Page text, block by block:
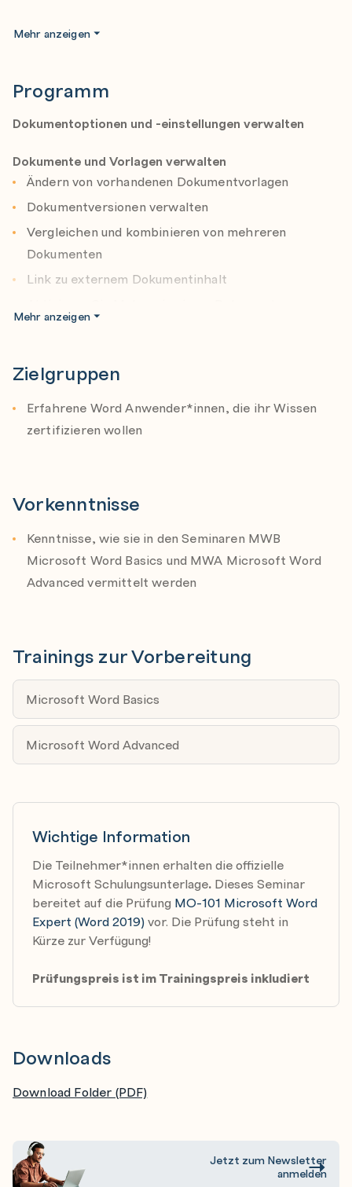
Nach Abschluss dieses Trainings haben die
Verwenden von erweiterten Bearbeitungs- und
Formatierungsfunktionen
Dokumentelemente
Verwenden von erweiterten Word-Funktionen
Mehr anzeigen
Programm
Dokumentoptionen und -einstellungen verwalten
Dokumente und Vorlagen verwalten
Ändern von vorhandenen Dokumentvorlagen
Dokumentversionen verwalten
Vergleichen und kombinieren von mehreren
Dokumenten
Link zu externem Dokumentinhalt
Ändern der Standardschriftart
Vorbereiten von Dokumenten für die Zusammenarbeit
Konfigurieren von Bearbeitungs- und
Verwenden von erweiterten Bearbeitungs- und
Formatierungsfunktionen
Dokumentinhalt suchen, ersetzen und einfügen
Suchen und Ersetzen von Text mithilfe von
Platzhaltern und Sonderzeichen
Konfigurieren von Absatzlayoutoptionen
Konfigurieren von Silbentrennung und
Zeilennummern
Einstellen von Optionen für den
Stile erstellen und verwalten
Ändern von vorhandenen Stilen
Erstellen von benutzerdefinierte Dokumentelemente
Mehr anzeigen
Zielgruppen
Erfahrene Word Anwender*innen, die ihr Wissen
zertifizieren wollen
Vorkenntnisse
Kenntnisse, wie sie in den Seminaren MWB
Microsoft Word Basics und MWA Microsoft Word
Advanced vermittelt werden
Trainings zur Vorbereitung
Microsoft Word Basics
Microsoft Word Advanced
Wichtige Information
Die Teilnehmer*innen erhalten die offizielle
Microsoft Schulungsunterlage. Dieses Seminar
bereitet auf die Prüfung MO-101 Microsoft Word
Expert (Word 2019)vor. Die Prüfung steht in
Kürze zur Verfügung!
Prüfungspreis ist im Trainingspreis inkludiert
Downloads
Download Folder (PDF)
Jetzt zum Newsletter
anmelden